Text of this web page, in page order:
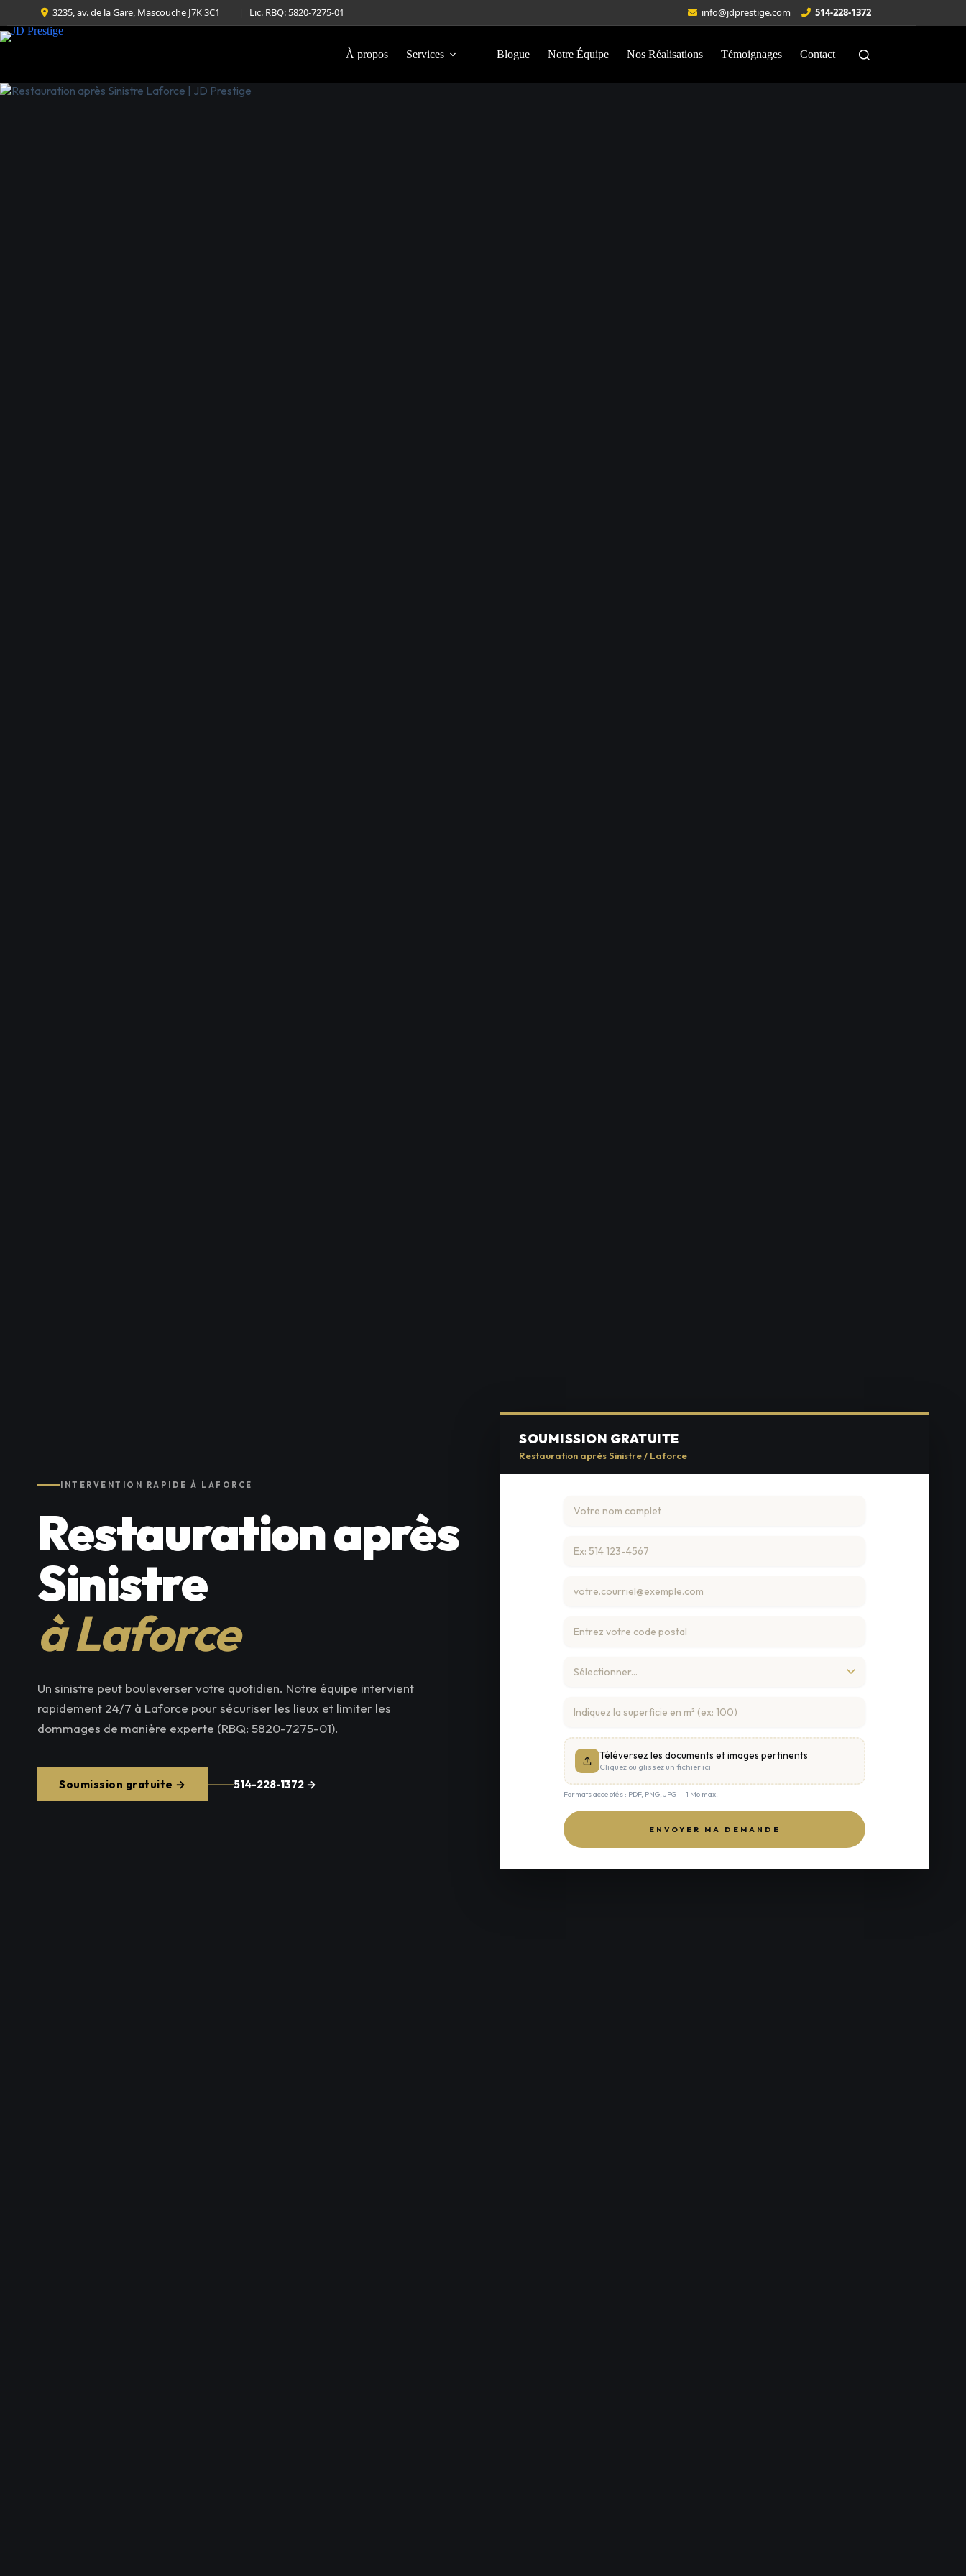
3235, av. de la Gare, Mascouche J7K 3C1 | Lic. RBQ: 5820-7275-01 info@jdprestige.com 514-228-1372
À propos Services Blogue Notre Équipe Nos Réalisations Témoignages Contact
INTERVENTION RAPIDE À LAFORCE
Restauration après
Sinistre
à Laforce
Un sinistre peut bouleverser votre quotidien. Notre équipe intervient
rapidement 24/7 à Laforce pour sécuriser les lieux et limiter les
dommages de manière experte (RBQ: 5820-7275-01).
Soumission gratuite → 514-228-1372 →
SOUMISSION GRATUITE
Restauration après Sinistre / Laforce
Téléversez les documents et images pertinents
Cliquez ou glissez un fichier ici
Formats acceptés : PDF, PNG, JPG — 1 Mo max.
ENVOYER MA DEMANDE